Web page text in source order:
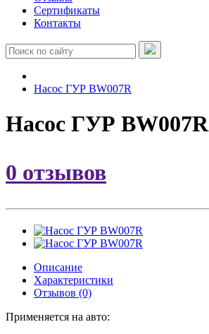
Сертификаты
Контакты
Насос ГУР BW007R
Насос ГУР BW007R
0 отзывов
Описание
Характеристики
Отзывов (0)
Применяется на авто: